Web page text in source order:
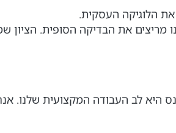
את הלוגיקה העסקית.
מריצים את הבדיקה הסופית. הציון
היא לב העבודה המקצועית שלנו.